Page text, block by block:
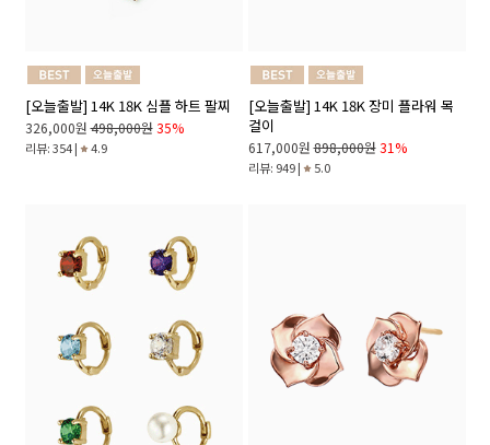
[오늘출발] 14K 18K 심플 하트 팔찌
326,000원 498,000원 35%
리뷰: 354 | 4.9
[오늘출발] 14K 18K 장미 플라워 목
걸이
617,000원 898,000원 31%
리뷰: 949 | 5.0